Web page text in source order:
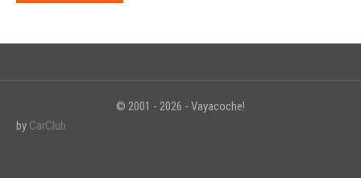
© 2001 - 2026 - Vayacoche!
by CarClub